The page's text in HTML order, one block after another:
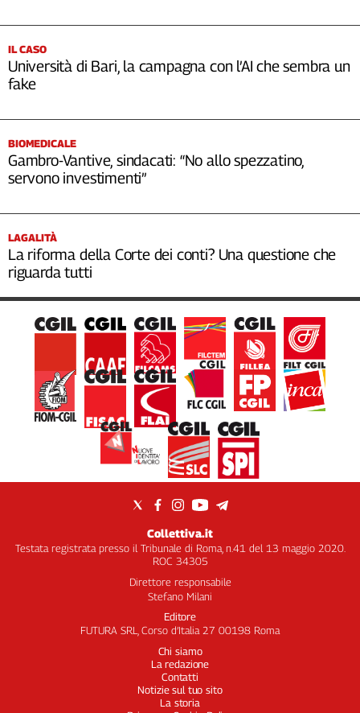
IL CASO
Università di Bari, la campagna con l’AI che sembra un
fake
BIOMEDICALE
Gambro-Vantive, sindacati: “No allo spezzatino,
servono investimenti”
LAGALITÀ
La riforma della Corte dei conti? Una questione che
riguarda tutti
Collettiva.it
Testata registrata presso il Tribunale di Roma, n.41 del 13 maggio 2020.
ROC 34305
Direttore responsabile
Stefano Milani
Editore
FUTURA SRL, Corso d’Italia 27 00198 Roma
Chi siamo
La redazione
Contatti
Notizie sul tuo sito
La storia